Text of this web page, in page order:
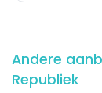
Andere
Republiek